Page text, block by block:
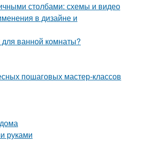
столбами: схемы и видео
в дизайне и
для ванной комнаты?
пошаговых мастер-классов
руками